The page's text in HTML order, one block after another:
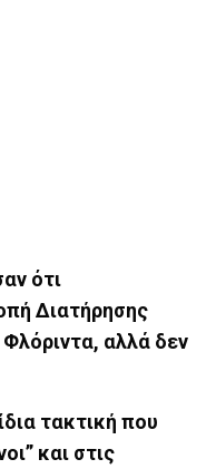
ότι
Διατήρησης
αλλά δεν
τακτική που
και στις